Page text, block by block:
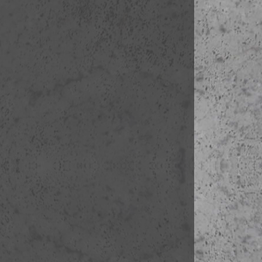
1K Íle Saint
1L Pont
1M Place
1N Deportált
1O Notre
1P Église
1Q
1R Hotel
1S Place
1T Palais
1U
1V Sainte
1W Place
1X Square
1Y Pont
1Z Pont
10 Église
11 Cour
12 Rue
13 Théatre
14 Tour
15 Mairie de